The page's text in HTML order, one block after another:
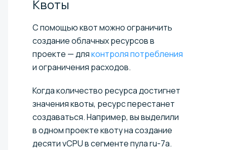
Квоты
С помощью квот можно ограничить
создание облачных ресурсов в
проекте — дляконтроля потребления
и ограничения расходов.
Когда количество ресурса достигнет
значения квоты, ресурс перестанет
создаваться. Например, вы выделили
в одном проекте квоту на создание
десяти vCPU в сегменте пула ru-7a.